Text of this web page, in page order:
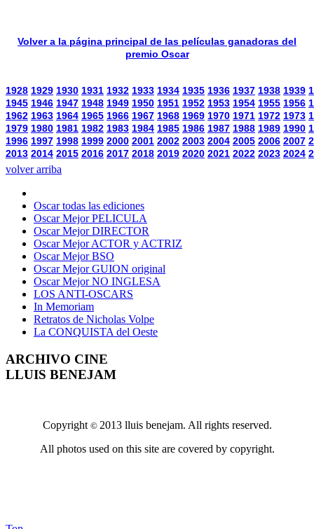
Volver a la página principal de las películas ganadoras del
premio Oscar
1928 1929 1930 1931 1932 1933 1934 1935 1936 1937 1938 1939
1945 1946 1947 1948 1949 1950 1951 1952 1953 1954 1955 1956
1962 1963 1964 1965 1966 1967 1968 1969 1970 1971 1972 1973
1979 1980 1981 1982 1983 1984 1985 1986 1987 1988 1989 1990
1996 1997 1998 1999 2000 2001 2002 2003 2004 2005 2006 2007
2013 2014 2015 2016 2017 2018 2019 2020 2021 2022 2023 2024
volver arriba
Oscar todas las ediciones
Oscar Mejor PELICULA
Oscar Mejor DIRECTOR
Oscar Mejor ACTOR y ACTRIZ
Oscar Mejor BSO
Oscar Mejor GUION original
Oscar Mejor NO INGLESA
LOS ANTI-OSCARS
In Memoriam
Retratos de Nicholas Volpe
La CONQUISTA del Oeste
ARCHIVO CINE
LLUIS BENEJAM
Copyright © 2013 lluis benejam. All rights reserved.
All photos used on this site are covered by copyright.